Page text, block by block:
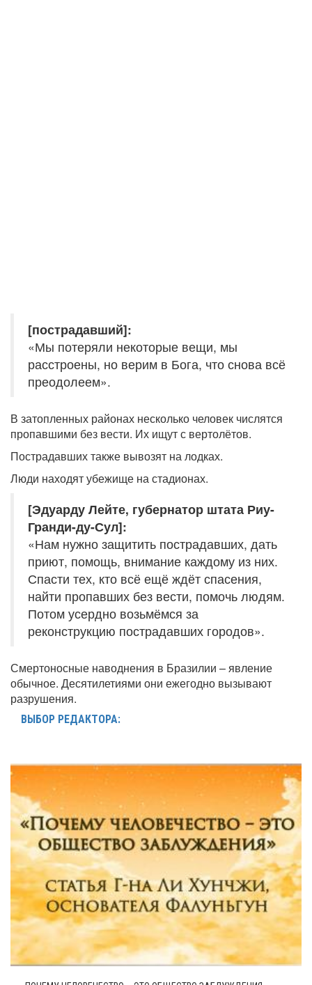
[пострадавший]:
«Мы потеряли некоторые вещи, мы
расстроены, но верим в Бога, что снова всё
преодолеем».
В затопленных районах несколько человек числятся
пропавшими без вести. Их ищут с вертолётов.
Пострадавших также вывозят на лодках.
Люди находят убежище на стадионах.
[Эдуарду Лейте, губернатор штата Риу-
Гранди-ду-Сул]:
«Нам нужно защитить пострадавших, дать
приют, помощь, внимание каждому из них.
Спасти тех, кто всё ещё ждёт спасения,
найти пропавших без вести, помочь людям.
Потом усердно возьмёмся за
реконструкцию пострадавших городов».
Смертоносные наводнения в Бразилии – явление
обычное. Десятилетиями они ежегодно вызывают
разрушения.
ВЫБОР РЕДАКТОРА: